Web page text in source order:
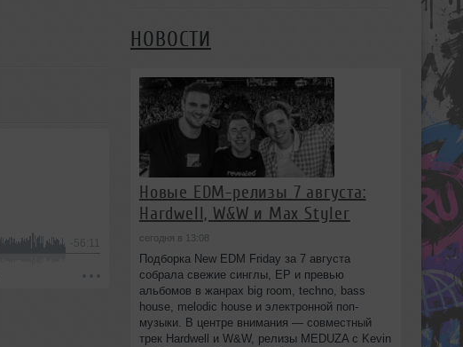
-56:11
НОВОСТИ
Новые EDM-релизы 7 августа:
Hardwell, W&W и Max Styler
сегодня в 13:08
Подборка New EDM Friday за 7 августа
собрала свежие синглы, EP и превью
альбомов в жанрах big room, techno, bass
house, melodic house и электронной поп-
музыки. В центре внимания — совместный
трек Hardwell и W&W, релизы MEDUZA с Kevin